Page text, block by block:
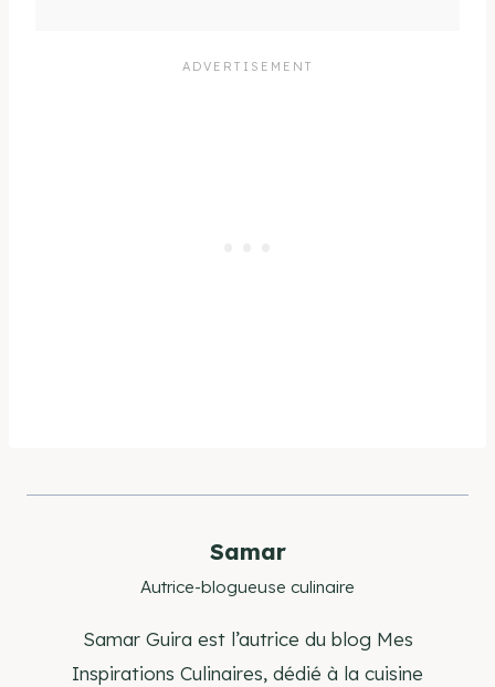
Samar
Autrice-blogueuse culinaire
Samar Guira est l’autrice du blog Mes
Inspirations Culinaires, dédié à la cuisine